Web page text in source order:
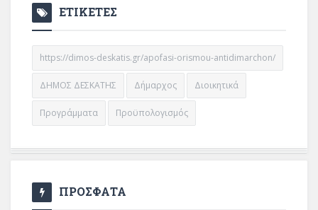
ΕΤΙΚΕΤΕΣ
https://dimos-deskatis.gr/apofasi-orismou-antidimarchon/
ΔΗΜΟΣ ΔΕΣΚΑΤΗΣ Δήμαρχος Διοικητικά
Προγράμματα Προϋπολογισμός
ΠΡΟΣΦΑΤΑ